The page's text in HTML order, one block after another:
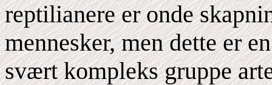
reptilianere er onde
mennesker, men dette er
svært kompleks gruppe